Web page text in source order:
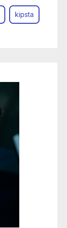
kipsta